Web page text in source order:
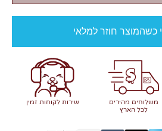
כשהמוצר חוזר למלאי
משלוחים מהירים
לכל הארץ
שירות לקוחות זמין